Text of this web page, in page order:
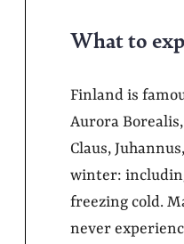
What to
Finland is
Aurora
Claus,
winter:
freezing cold.
never